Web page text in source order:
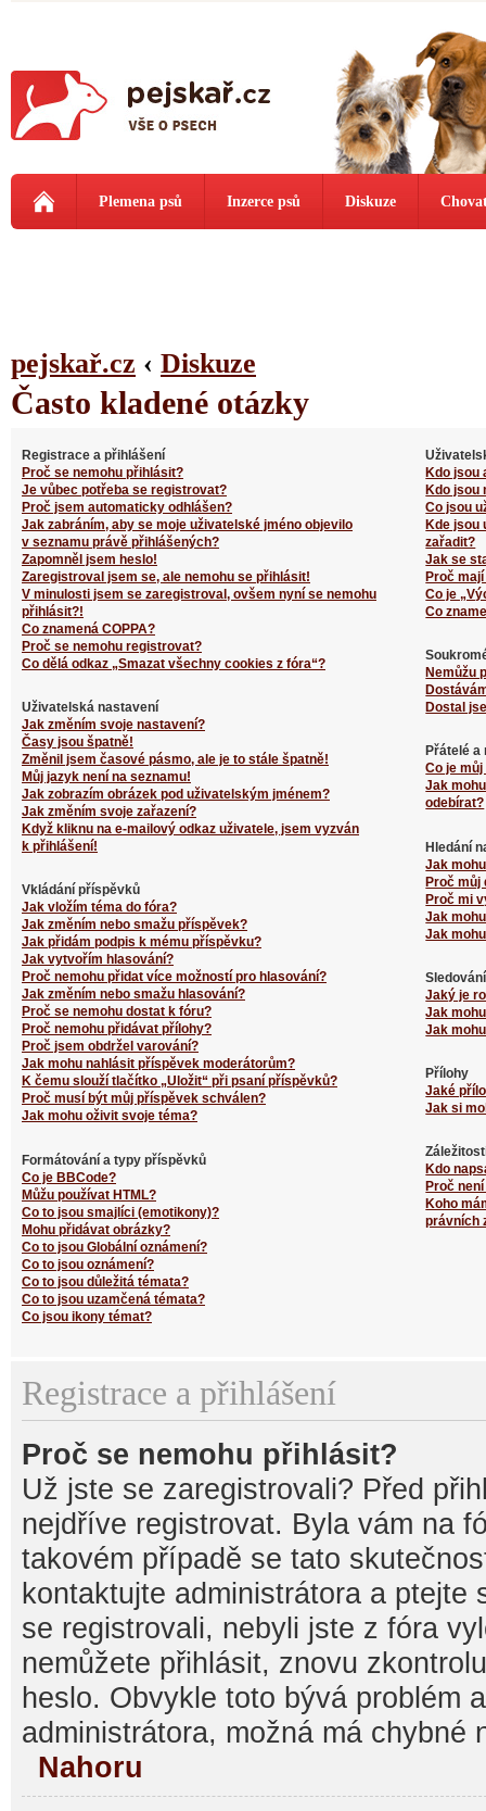
Plemena psů Inzerce psů Diskuze
pejskař.cz ‹ Diskuze
Často kladené otázky
Registrace a přihlášení
Proč se nemohu přihlásit?
Je vůbec potřeba se registrovat?
Proč jsem automaticky odhlášen?
Jak zabráním, aby se moje uživatelské jméno objevilo
v seznamu právě přihlášených?
Zapomněl jsem heslo!
Zaregistroval jsem se, ale nemohu se přihlásit!
V minulosti jsem se zaregistroval, ovšem nyní se nemohu
přihlásit?!
Co znamená COPPA?
Proč se nemohu registrovat?
Co dělá odkaz „Smazat všechny cookies z fóra“?
Uživatelská nastavení
Jak změním svoje nastavení?
Časy jsou špatně!
Změnil jsem časové pásmo, ale je to stále špatně!
Můj jazyk není na seznamu!
Jak zobrazím obrázek pod uživatelským jménem?
Jak změním svoje zařazení?
Když kliknu na e-mailový odkaz uživatele, jsem vyzván
k přihlášení!
Vkládání příspěvků
Jak vložím téma do fóra?
Jak změním nebo smažu příspěvek?
Jak přidám podpis k mému příspěvku?
Jak vytvořím hlasování?
Proč nemohu přidat více možností pro hlasování?
Jak změním nebo smažu hlasování?
Proč se nemohu dostat k fóru?
Proč nemohu přidávat přílohy?
Proč jsem obdržel varování?
Jak mohu nahlásit příspěvek moderátorům?
K čemu slouží tlačítko „Uložit“ při psaní příspěvků?
Proč musí být můj příspěvek schválen?
Jak mohu oživit svoje téma?
Formátování a typy příspěvků
Co je BBCode?
Můžu používat HTML?
Co to jsou smajlíci (emotikony)?
Mohu přidávat obrázky?
Co to jsou Globální oznámení?
Co to jsou oznámení?
Co to jsou důležitá témata?
Co to jsou uzamčená témata?
Co jsou ikony témat?
Kdo jsou
Kdo jsou
Co jsou
Kde jsou
zařadit?
Jak se
Proč
Co je
Co
Nemůžu
Dostal
Přátelé a
Co je
Jak
odebírat?
Hledání
Jak
Proč můj
Proč mi
Jak
Jak
Jaký je
Jak
Jak
Přílohy
Jaké
Jak si
Kdo
Proč
Koho
právních
Registrace a přihlášení
Proč se nemohu přihlásit?
Už jste se zaregistrovali? Před
nejdříve registrovat. Byla vám na
takovém případě se tato
kontaktujte administrátora a ptejte
se registrovali, nebyli jste z fóra
nemůžete přihlásit, znovu
heslo. Obvykle toto bývá problém
administrátora, možná má chybné
Nahoru